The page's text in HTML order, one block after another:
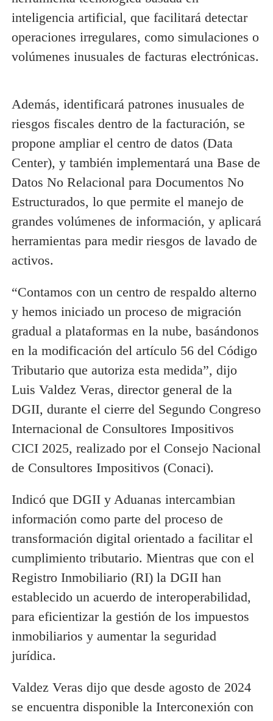
inteligencia artificial, que facilitará detectar
operaciones irregulares, como simulaciones o
volúmenes inusuales de facturas electrónicas.
Además, identificará patrones inusuales de
riesgos fiscales dentro de la facturación, se
propone ampliar el centro de datos (Data
Center), y también implementará una Base de
Datos No Relacional para Documentos No
Estructurados, lo que permite el manejo de
grandes volúmenes de información, y aplicará
herramientas para medir riesgos de lavado de
activos.
“Contamos con un centro de respaldo alterno
y hemos iniciado un proceso de migración
gradual a plataformas en la nube, basándonos
en la modificación del artículo 56 del Código
Tributario que autoriza esta medida”, dijo
Luis Valdez Veras, director general de la
DGII, durante el cierre del Segundo Congreso
Internacional de Consultores Impositivos
CICI 2025, realizado por el Consejo Nacional
de Consultores Impositivos (Conaci).
Indicó que DGII y Aduanas intercambian
información como parte del proceso de
transformación digital orientado a facilitar el
cumplimiento tributario. Mientras que con el
Registro Inmobiliario (RI) la DGII han
establecido un acuerdo de interoperabilidad,
para eficientizar la gestión de los impuestos
inmobiliarios y aumentar la seguridad
jurídica.
Valdez Veras dijo que desde agosto de 2024
se encuentra disponible la Interconexión con